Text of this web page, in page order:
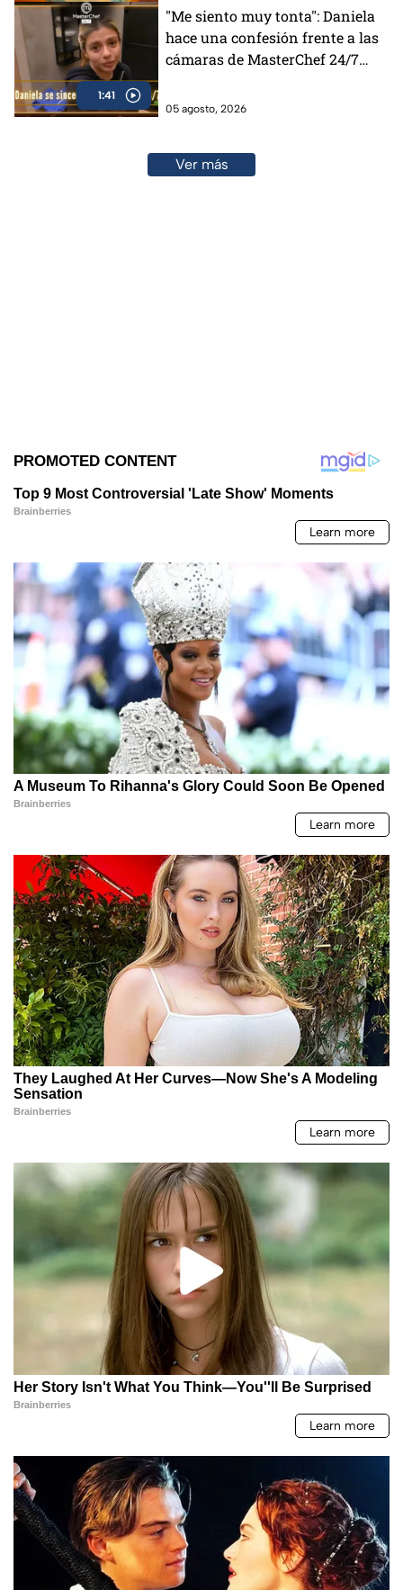
1:41
"Me siento muy tonta": Daniela
hace una confesión frente a las
cámaras de MasterChef 24/7
05 agosto, 2026
Ver más